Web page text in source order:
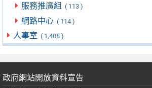
服務推廣組 ( 113 )
網路中心 ( 114 )
人事室 ( 1,408 )
政府網站開放資料宣告